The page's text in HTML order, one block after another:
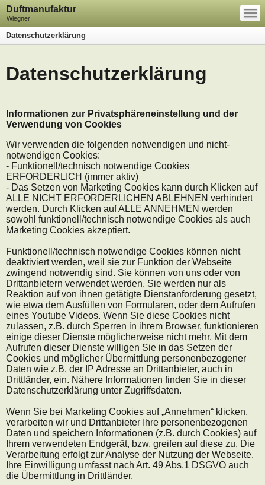
Duftmanufaktur
Wiegner
—
—
—
Datenschutzerklärung
Datenschutzerklärung
Informationen zur Privatsphäreneinstellung und der
Verwendung von Cookies
Wir verwenden die folgenden notwendigen und nicht-
notwendigen Cookies:
- Funktionell/technisch notwendige Cookies
ERFORDERLICH (immer aktiv)
- Das Setzen von Marketing Cookies kann durch Klicken auf
ALLE NICHT ERFORDERLICHEN ABLEHNEN verhindert
werden. Durch Klicken auf ALLE ANNEHMEN werden
sowohl funktionell/technisch notwendige Cookies als auch
Marketing Cookies akzeptiert.
Funktionell/technisch notwendige Cookies können nicht
deaktiviert werden, weil sie zur Funktion der Webseite
zwingend notwendig sind. Sie können von uns oder von
Drittanbietern verwendet werden. Sie werden nur als
Reaktion auf von ihnen getätigte Dienstanforderung gesetzt,
wie etwa dem Ausfüllen von Formularen, oder dem Aufrufen
eines Youtube Videos. Wenn Sie diese Cookies nicht
zulassen, z.B. durch Sperren in ihrem Browser, funktionieren
einige dieser Dienste möglicherweise nicht mehr. Mit dem
Aufrufen dieser Dienste willigen Sie in das Setzen der
Cookies und möglicher Übermittlung personenbezogener
Daten wie z.B. der IP Adresse an Drittanbieter, auch in
Drittländer, ein. Nähere Informationen finden Sie in dieser
Datenschutzerklärung unter Zugriffsdaten.
Wenn Sie bei Marketing Cookies auf „Annehmen“ klicken,
verarbeiten wir und Drittanbieter Ihre personenbezogenen
Daten und speichern Informationen (z.B. durch Cookies) auf
Ihrem verwendeten Endgerät, bzw. greifen auf diese zu. Die
Verarbeitung erfolgt zur Analyse der Nutzung der Webseite.
Ihre Einwilligung umfasst nach Art. 49 Abs.1 DSGVO auch
die Übermittlung in Drittländer.